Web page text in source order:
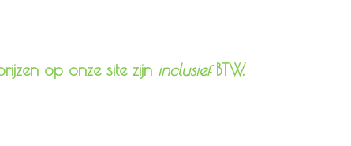
op onze site zijn inclusiefBTW.